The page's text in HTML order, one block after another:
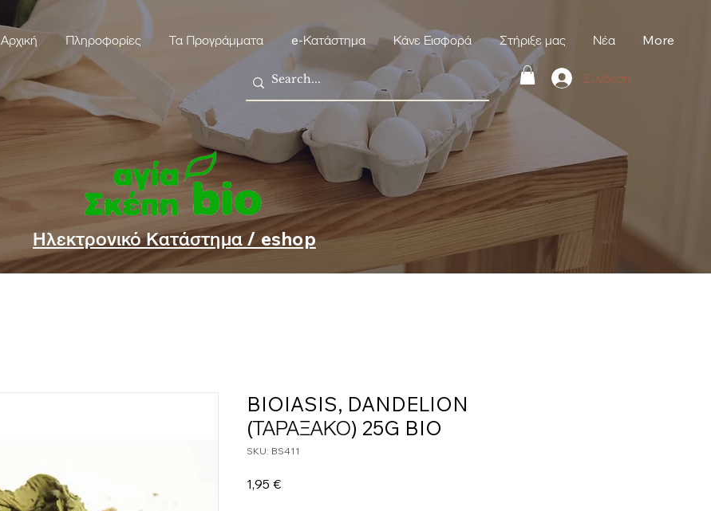
Αρχική Πληροφορίες Τα Προγράμματα e-Κατάστημα Κάνε Εισφορά Στήριξε μας Νέα More
Σύνδεση
Ηλεκτρονικό Κατάστημα / eshop
BIOIASIS, DANDELION
(ΤΑΡΑΞΑΚΟ) 25G BIO
SKU: BS411
1,95 €Τιμή